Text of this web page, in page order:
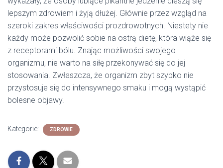
lepszym zdrowiem i żyją dłużej. Głównie przez wzgląd na
szeroki zakres właściwości prozdrowotnych. Niestety nie
każdy może pozwolić sobie na ostrą dietę, która wiąże się
z receptorami bólu. Znając możliwości swojego
organizmu, nie warto na siłę przekonywać się do jej
stosowania. Zwłaszcza, że organizm zbyt szybko nie
przystosuje się do intensywnego smaku i mogą wystąpić
bolesne objawy.
Kategorie: ZDROWIE